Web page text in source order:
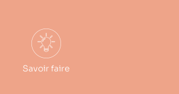
Savoir faire